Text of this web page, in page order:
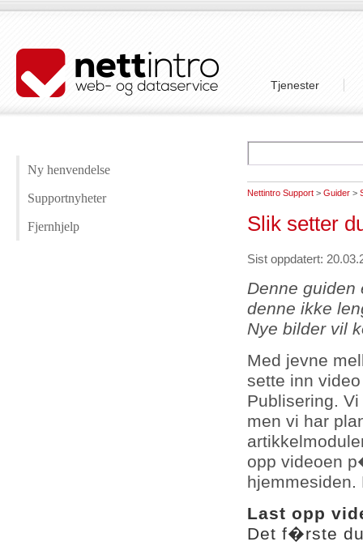
Tjenester
Ny henvendelse
Supportnyheter
Fjernhjelp
Nettintro Support > Guider >
Slik setter
Sist oppdatert:
Denne
denne ikke
Nye bilder vil
Med jevne
sette inn
Publisering.
men vi har
opp videoen
hjemmesiden.
Last opp
Det f�rste